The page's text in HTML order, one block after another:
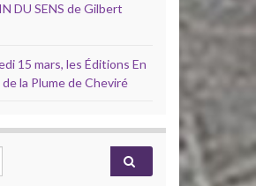
DU SENS de Gilbert
15 mars, les Éditions En
la Plume de Cheviré